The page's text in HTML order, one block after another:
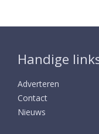
Handige
Adverteren
Contact
Nieuws